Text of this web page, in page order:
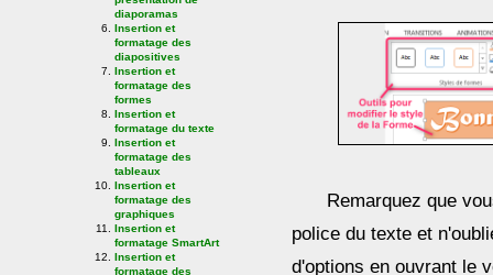
diaporamas
Insertion et
formatage des
diapositives
Insertion et
formatage des
formes
Insertion et
formatage du texte
Insertion et
formatage des
tableaux
Insertion et
formatage des
graphiques
Insertion et
formatage SmartArt
Insertion et
formatage des
Remarquez que
police du texte et
d'options en ouvrant le